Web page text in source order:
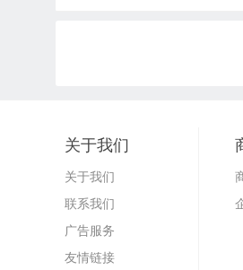
关于我们
关于我们
联系我们
广告服务
友情链接